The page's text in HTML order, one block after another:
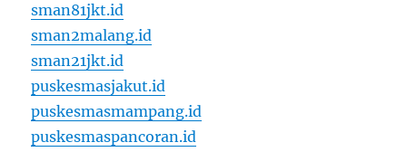
sman81jkt.id
sman2malang.id
sman21jkt.id
puskesmasjakut.id
puskesmasmampang.id
puskesmaspancoran.id